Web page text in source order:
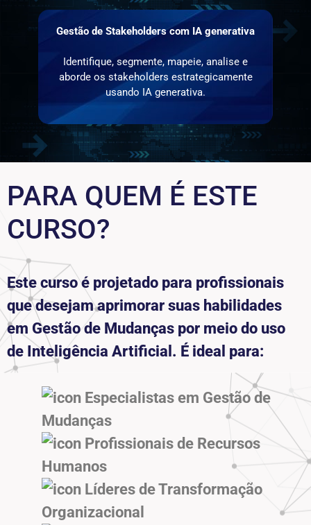
Gestão de Stakeholders com IA generativa
Identifique, segmente, mapeie, analise e
aborde os stakeholders estrategicamente
usando IA generativa.
PARA QUEM É ESTE
CURSO?
Este curso é projetado para profissionais
que desejam aprimorar suas habilidades
em Gestão de Mudanças por meio do uso
de Inteligência Artificial. É ideal para:
Especialistas em Gestão de
Mudanças
Profissionais de Recursos
Humanos
Líderes de Transformação
Organizacional